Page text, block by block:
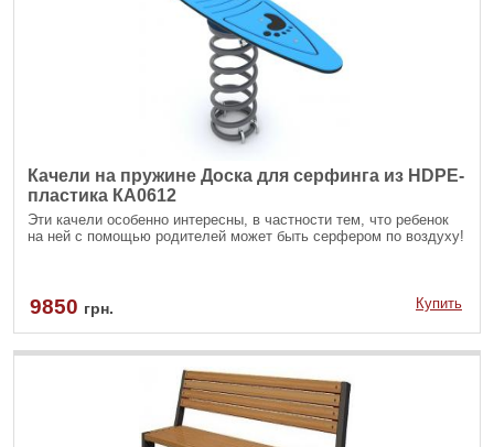
Качели на пружине Доска для серфинга из HDPE-
пластика КА0612
Эти качели особенно интересны, в частности тем, что ребенок
на ней с помощью родителей может быть серфером по воздуху!
9850 грн. Купить